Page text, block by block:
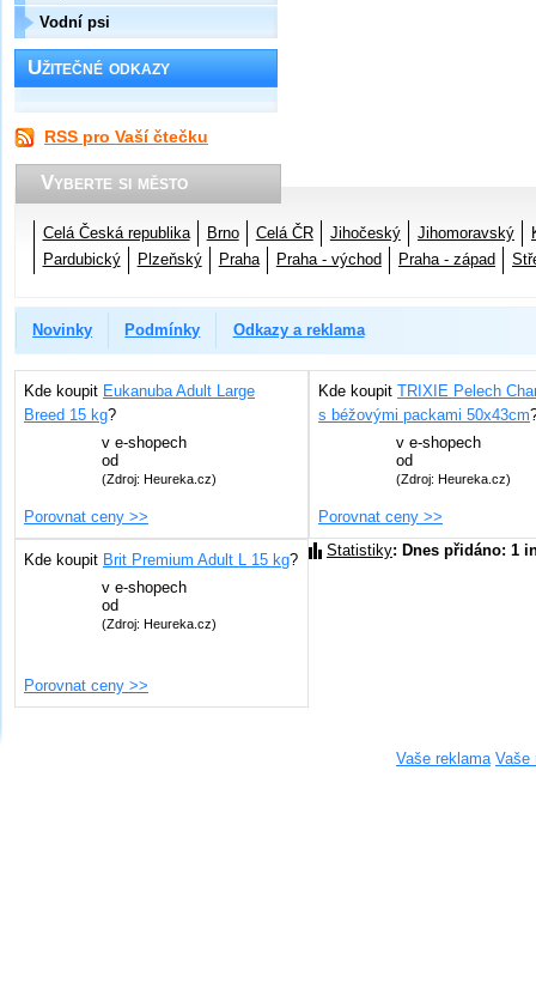
Vodní psi
Užitečné odkazy
RSS pro Vaší čtečku
Vyberte si město
Celá Česká republika Brno Celá ČR Jihočeský Jihomoravský
Pardubický
Plzeňský Praha Praha - východ Praha - západ
Novinky Podmínky Odkazy a reklama
Kde koupit Eukanuba Adult Large
Breed 15 kg?
v e-shopech
od
(Zdroj: Heureka.cz)
Porovnat ceny >>
Kde koupit TRIXIE Pelech
s béžovými packami 50x43cm
v e-shopech
od
(Zdroj: Heureka.cz)
Porovnat ceny >>
Kde koupit Brit Premium Adult L 15 kg?
v e-shopech
od
(Zdroj: Heureka.cz)
Porovnat ceny >>
Statistiky: Dnes přidáno: 1
Vaše reklama Vaše